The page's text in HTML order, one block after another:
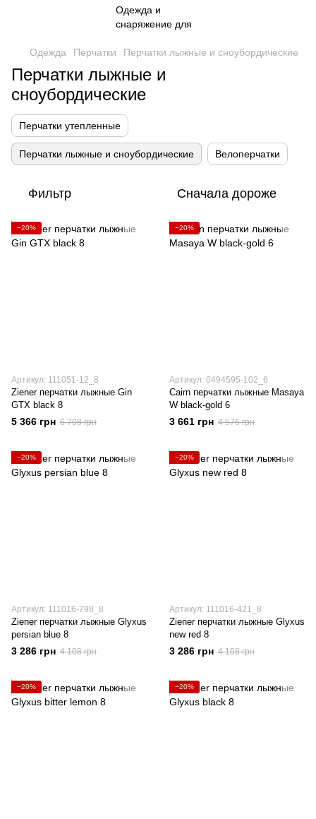
Одежда Перчатки Перчатки лыжные и сноубордические
Перчатки лыжные и
сноубордические
Перчатки утепленные
Перчатки лыжные и сноубордические Велоперчатки
Фильтр Сначала дороже
−20%
Артикул: 111051-12_8
Ziener перчатки лыжные Gin
GTX black 8
5 366 грн 6 708 грн
−20%
Артикул: 0494595-102_6
Cairn перчатки лыжные Masaya
W black-gold 6
3 661 грн 4 576 грн
−20%
Артикул: 111016-798_8
Ziener перчатки лыжные Glyxus
persian blue 8
3 286 грн 4 108 грн
−20%
Артикул: 111016-421_8
Ziener перчатки лыжные Glyxus
new red 8
3 286 грн 4 108 грн
−20% −20%